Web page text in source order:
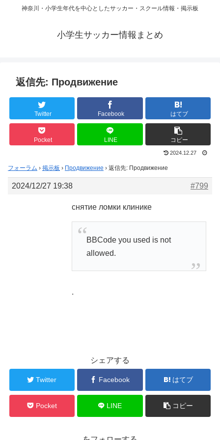
神奈川・小学生年代を中心としたサッカー・スクール情報・掲示板
小学生サッカー情報まとめ
返信先: Продвижение
Twitter Facebook はてブ
Pocket LINE コピー
2024.12.27
フォーラム › 掲示板 › Продвижение › 返信先: Продвижение
2024/12/27 19:38 #799
снятие ломки клинике
BBCode you used is not
allowed.
.
シェアする
Twitter Facebook はてブ
Pocket LINE コピー